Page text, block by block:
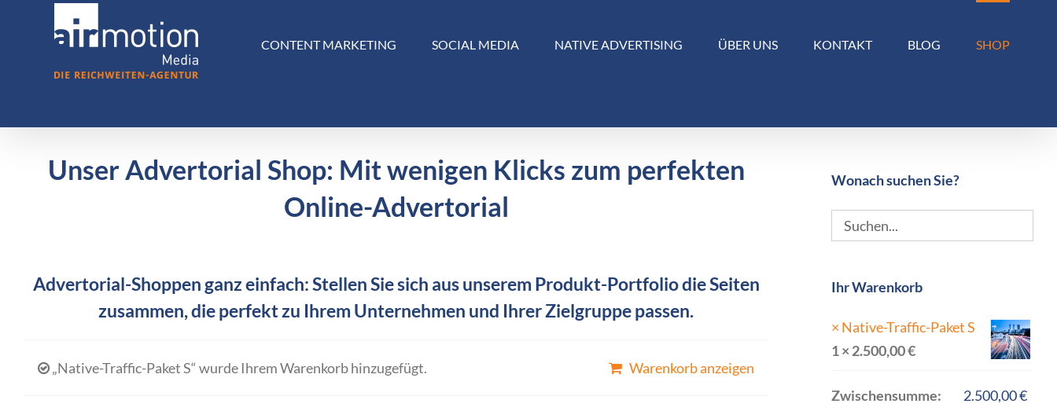
CONTENT MARKETING SOCIAL MEDIA NATIVE ADVERTISING ÜBER UNS KONTAKT BLOG SHOP
Unser Advertorial Shop: Mit wenigen Klicks zum perfekten
Online-Advertorial
Advertorial-Shoppen ganz einfach: Stellen Sie sich aus unserem Produkt-Portfolio die Seiten
zusammen, die perfekt zu Ihrem Unternehmen und Ihrer Zielgruppe passen.
„Native-Traffic-Paket S“ wurde Ihrem Warenkorb hinzugefügt. Warenkorb anzeigen
Wonach suchen Sie?
Ihr Warenkorb
× Native-Traffic-Paket S
1 × 2.500,00€
Zwischensumme: 2.500,00€